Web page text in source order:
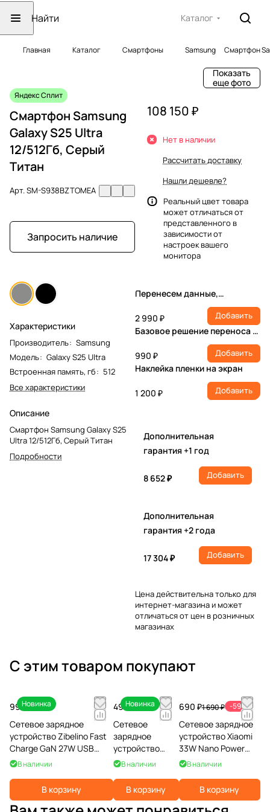
Каталог
Главная Каталог Смартфоны Samsung Смартфон
Показать
еще фото
Яндекс Сплит
Смартфон Samsung
Galaxy S25 Ultra
12/512Гб, Серый
Титан
Арт.SM-S938BZTOMEA
Запросить наличие
Характеристики
Производитель: Samsung
Модель: Galaxy S25 Ultra
Встроенная память, гб: 512
Все характеристики
Описание
Смартфон Samsung Galaxy S25
Ultra 12/512Гб, Серый Титан
Подробности
108 150 ₽
Нет в наличии
Рассчитать доставку
Нашли дешевле?
Реальный цвет товара
может отличаться от
представленного в
зависимости от
настроек вашего
монитора
Перенесем данные,
настроим учетную запись,
установим ПО
2 990 ₽ Добавить
Базовое решение переноса и
990 ₽
Добавить
Наклейка пленки на экран
1 200 ₽ Добавить
Дополнительная
гарантия +1 год
8 652 ₽ Добавить
Дополнительная
гарантия +2 года
17 304 ₽ Добавить
Цена действительна только для
интернет-магазина и может
отличаться от цен в розничных
магазинах
С этим товаром покупают
Новинка
990 ₽
Сетевое зарядное
устройство Zibelino Fast
Charge GaN 27W USB
QC/35W Type-C PD, белый
В наличии
В корзину
Новинка
490 ₽
Сетевое
зарядное
устройство
Zibelino 2xUSB
В наличии
В корзину
690 ₽1 690 ₽ -59%
Сетевое зарядное
устройство Xiaomi
33W Nano Power
Adapter (Type-C)
В наличии
В корзину